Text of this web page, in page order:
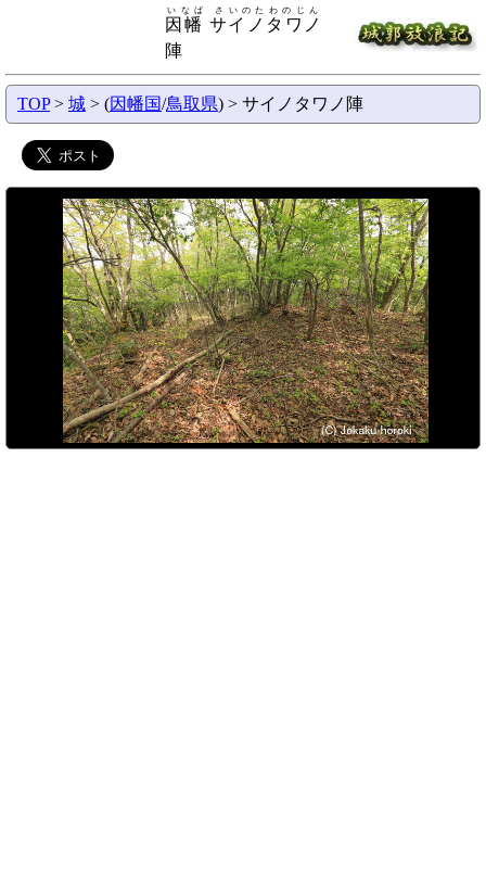
因幡 サイノタワノ
陣
いなば さいのたわのじん
TOP> 城 > (因幡国/鳥取県) > サイノタワノ陣